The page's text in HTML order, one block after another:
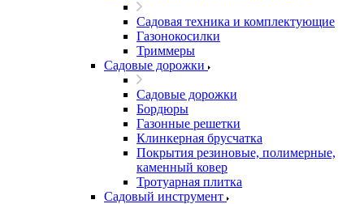
Садовая техника и комплектующие
Газонокосилки
Триммеры
Садовые дорожки
Садовые дорожки
Бордюры
Газонные решетки
Клинкерная брусчатка
Покрытия резиновые, полимерные,
каменный ковер
Тротуарная плитка
Садовый инструмент